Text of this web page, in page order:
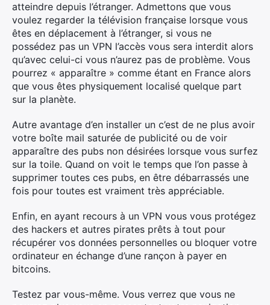
atteindre depuis l’étranger. Admettons que vous
voulez regarder la télévision française lorsque vous
êtes en déplacement à l’étranger, si vous ne
possédez pas un VPN l’accès vous sera interdit alors
qu’avec celui-ci vous n’aurez pas de problème. Vous
pourrez « apparaître » comme étant en France alors
que vous êtes physiquement localisé quelque part
sur la planète.
Autre avantage d’en installer un c’est de ne plus avoir
votre boîte mail saturée de publicité ou de voir
apparaître des pubs non désirées lorsque vous surfez
sur la toile. Quand on voit le temps que l’on passe à
supprimer toutes ces pubs, en être débarrassés une
fois pour toutes est vraiment très appréciable.
Enfin, en ayant recours à un VPN vous vous protégez
des hackers et autres pirates prêts à tout pour
récupérer vos données personnelles ou bloquer votre
ordinateur en échange d’une rançon à payer en
bitcoins.
Testez par vous-même. Vous verrez que vous ne